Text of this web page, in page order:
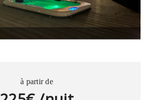
à partir de